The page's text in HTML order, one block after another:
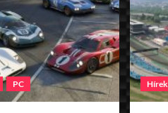
PC Hírek